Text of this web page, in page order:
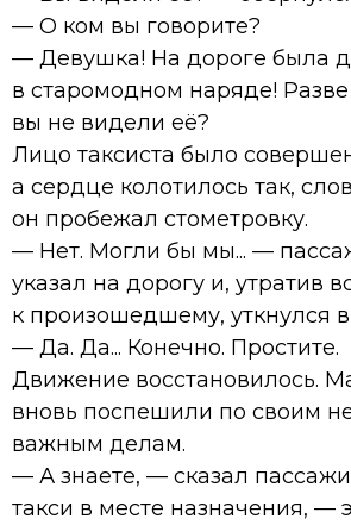
— О ком вы говорите?
— Девушка! На дороге была
в старомодном наряде! Разве
вы не видели её?
Лицо таксиста было
а сердце колотилось так,
он пробежал стометровку.
— Нет. Могли бы мы... —
указал на дорогу и, утратив
к произошедшему, уткнулся
— Да. Да... Конечно. Простите.
Движение восстановилось.
вновь поспешили по своим
важным делам.
— А знаете, — сказал
такси в месте назначения, —